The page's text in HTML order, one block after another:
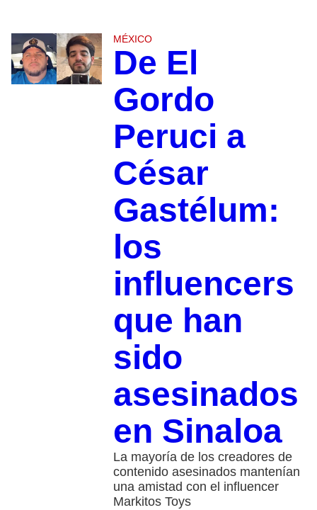
MÉXICO
De El
Gordo
Peruci a
César
Gastélum:
los
influencers
que han
sido
asesinados
en Sinaloa
La mayoría de los creadores de
contenido asesinados mantenían
una amistad con el influencer
Markitos Toys